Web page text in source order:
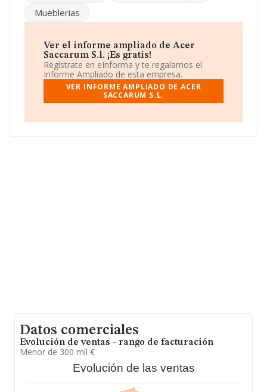
han bajado un 49%.
está situada en Calle Ramon Areces Pza. Marina Banus
núm. S/N, (29660), en el municipio de Marbella, Málaga,
Andalucía.
En base a la información de la que dispone INFORMA
sobre 132.555 compañías, la facturación en el ámbito
nacional alcanza los 22.737 millones de euros y se
entre todas las compañías, siendo la facturación de la
Mueblerias
Ver el informe ampliado de Acer
Saccarum S.l. ¡Es gratis!
Regístrate en eInforma y te regalamos el
Informe Ampliado de esta empresa.
VER INFORME AMPLIADO DE ACER
SACCARUM S.L.
Datos comerciales
Evolución de ventas - rango de facturación
Menor de 300 mil €
Evolución de las ventas